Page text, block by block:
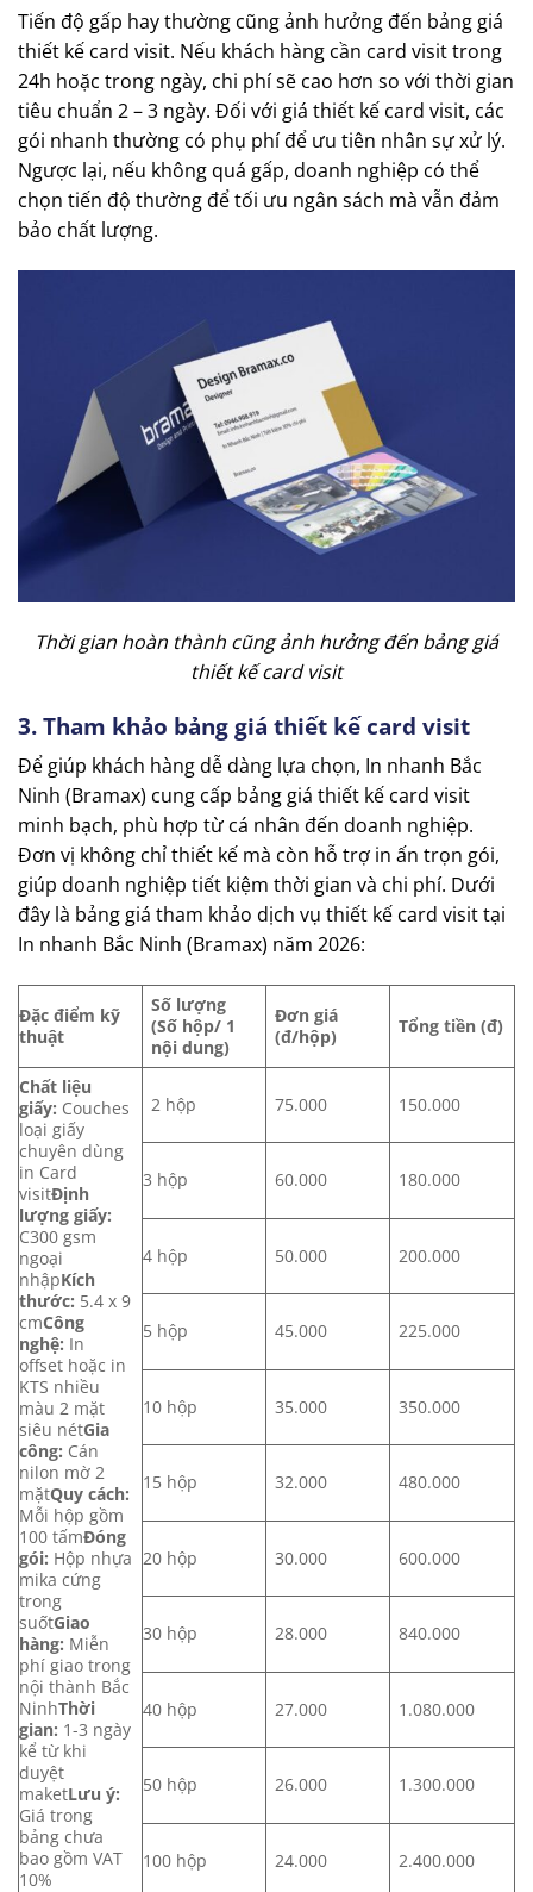
Tiến độ gấp hay thường cũng ảnh hưởng đến bảng giá
thiết kế card visit. Nếu khách hàng cần card visit trong
24h hoặc trong ngày, chi phí sẽ cao hơn so với thời gian
tiêu chuẩn 2 – 3 ngày. Đối với giá thiết kế card visit, các
gói nhanh thường có phụ phí để ưu tiên nhân sự xử lý.
Ngược lại, nếu không quá gấp, doanh nghiệp có thể
chọn tiến độ thường để tối ưu ngân sách mà vẫn đảm
bảo chất lượng.
Thời gian hoàn thành cũng ảnh hưởng đến bảng giá
thiết kế card visit
3. Tham khảo bảng giá thiết kế card visit
Để giúp khách hàng dễ dàng lựa chọn, In nhanh Bắc
Ninh (Bramax) cung cấp bảng giá thiết kế card visit
minh bạch, phù hợp từ cá nhân đến doanh nghiệp.
Đơn vị không chỉ thiết kế mà còn hỗ trợ in ấn trọn gói,
giúp doanh nghiệp tiết kiệm thời gian và chi phí. Dưới
đây là bảng giá tham khảo dịch vụ thiết kế card visit tại
In nhanh Bắc Ninh (Bramax) năm 2026:
Đặc điểm kỹ
thuật
Số lượng
(Số hộp/ 1
nội dung)
Đơn giá
(đ/hộp)
Tổng tiền (đ)
Chất liệu
giấy: Couches
loại giấy
chuyên dùng
in Card
visitĐịnh
lượng giấy:
C300 gsm
ngoại
nhậpKích
thước: 5.4 x 9
cmCông
nghệ: In
offset hoặc in
KTS nhiều
màu 2 mặt
siêu nétGia
công: Cán
nilon mờ 2
mặtQuy cách:
Mỗi hộp gồm
100 tấmĐóng
gói: Hộp nhựa
mika cứng
trong
suốtGiao
hàng: Miễn
phí giao trong
nội thành Bắc
NinhThời
gian: 1-3 ngày
kể từ khi
duyệt
maketLưu ý:
Giá trong
bảng chưa
bao gồm VAT
10%
2 hộp 75.000 150.000
3 hộp 60.000 180.000
4 hộp 50.000 200.000
5 hộp 45.000 225.000
10 hộp 35.000 350.000
15 hộp 32.000 480.000
20 hộp 30.000 600.000
30 hộp 28.000 840.000
40 hộp 27.000 1.080.000
50 hộp 26.000 1.300.000
100 hộp 24.000 2.400.000